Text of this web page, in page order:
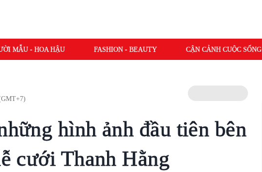
MẪU - HOA HẬU FASHION - BEAUTY CẬN CẢNH CUỘC SỐNG
hình ảnh đầu tiên bên
cưới Thanh Hằng